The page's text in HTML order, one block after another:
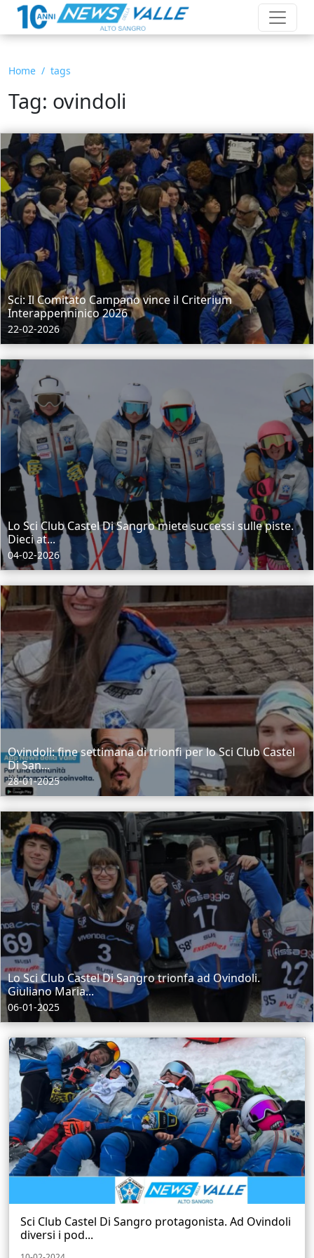
Home tags
Tag: ovindoli
Sci: Il Comitato Campano vince il Criterium
Interappenninico 2026
22-02-2026
Lo Sci Club Castel Di Sangro miete successi sulle piste.
Dieci at...
04-02-2026
Ovindoli: fine settimana di trionfi per lo Sci Club Castel
Di San...
28-01-2025
Lo Sci Club Castel Di Sangro trionfa ad Ovindoli.
Giuliano Maria...
06-01-2025
Sci Club Castel Di Sangro protagonista. Ad Ovindoli
diversi i pod...